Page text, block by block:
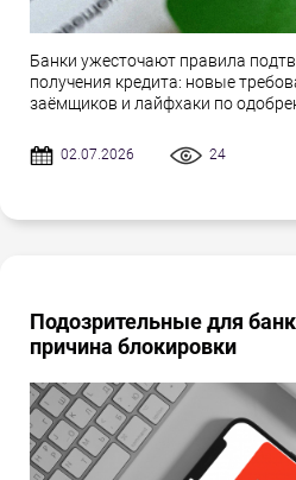
Банки ужесточают правила
получения кредита: новые
заёмщиков и лайфхаки по
02.07.2026 24
Подозрительные для
причина блокировки